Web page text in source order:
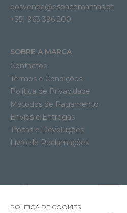
posvenda@espacomamas.pt
+351 963 396 200
SOBRE A MARCA
Contactos
Termos e Condições
Política de Privacidade
Métodos de Pagamento
Envios e Entregas
Trocas e Devoluções
Livro de Reclamações
POLÍTICA DE COOKIES